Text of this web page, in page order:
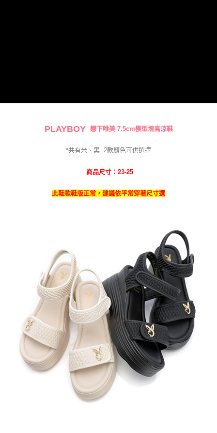
PLAYBOY 戀下唯美 7.5cm楔型增高涼鞋
*共有米 、 黑 2款顏色可供選擇
商品尺寸：23-25
此鞋款鞋版正常，建議依平常穿著尺寸選